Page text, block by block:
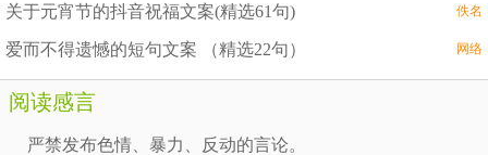
关于元宵节的抖音祝福文案(精选61句) 佚名
爱而不得遗憾的短句文案 （精选22句） 网络
阅读感言
严禁发布色情、暴力、反动的言论。